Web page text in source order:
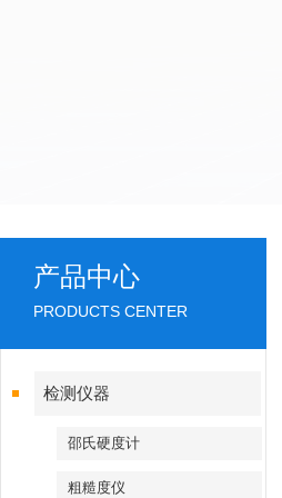
产品中心
PRODUCTS CENTER
检测仪器
邵氏硬度计
粗糙度仪